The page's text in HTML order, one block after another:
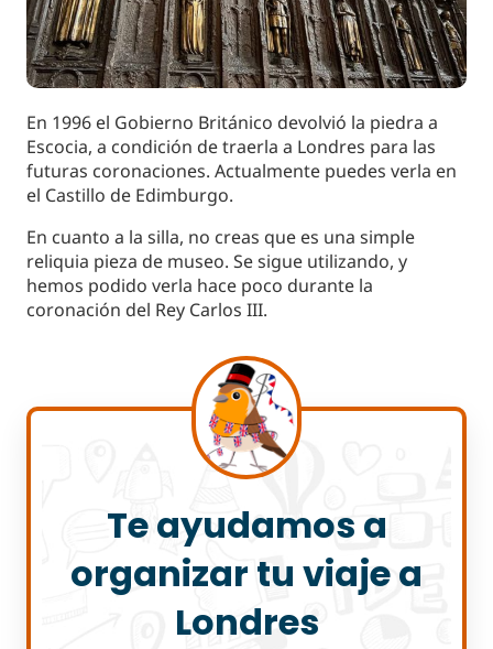
En 1996 el Gobierno Británico devolvió la piedra a
Escocia, a condición de traerla a Londres para las
futuras coronaciones. Actualmente puedes verla en
el Castillo de Edimburgo.
En cuanto a la silla, no creas que es una simple
reliquia pieza de museo. Se sigue utilizando, y
hemos podido verla hace poco durante la
coronación del Rey Carlos III.
Te ayudamos a
organizar tu viaje a
Londres